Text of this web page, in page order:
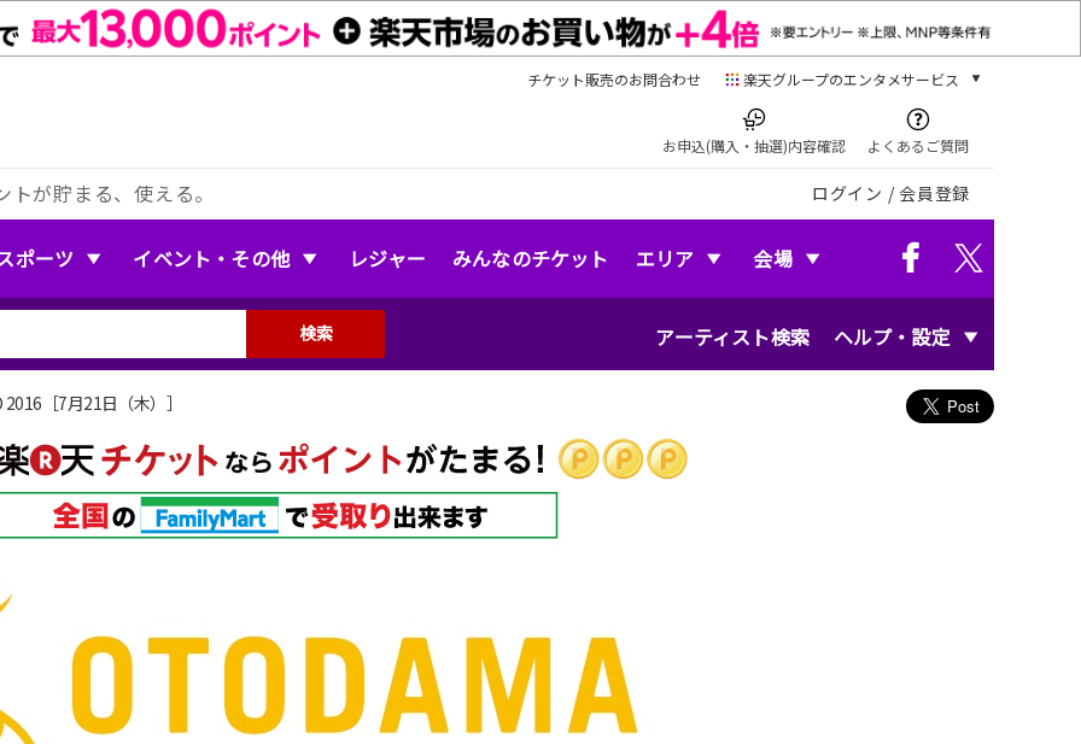
チケット販売のお問合わせ 楽天グループのエンタメサービス
本/ゲーム/CD/DVD
楽天ブックス
電子書籍
楽天Kobo
音楽配信
お申込(購入・抽選)内容確認 よくあるご質問
が貯まる、使える。 ログイン / 会員登録
ポーツ イベント・その他 レジャー みんなのチケット エリア 会場
アーティスト検索 ヘルプ・設定
検索
［7月21日（木）］